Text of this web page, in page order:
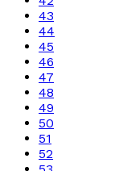
43
44
45
46
47
48
49
50
51
52